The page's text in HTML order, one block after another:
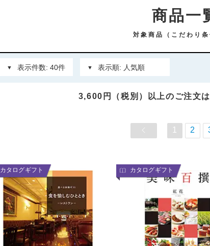
商品一
対象商品（こだわり
3,600円（税別）以上のご注文は
1 2
カタログギフト カタログギフト